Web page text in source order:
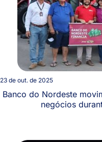
23 de out. de 2025
Banco do Nordeste
negócios